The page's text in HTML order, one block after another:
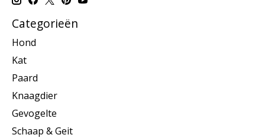
Categorieën
Hond
Kat
Paard
Knaagdier
Gevogelte
Schaap & Geit